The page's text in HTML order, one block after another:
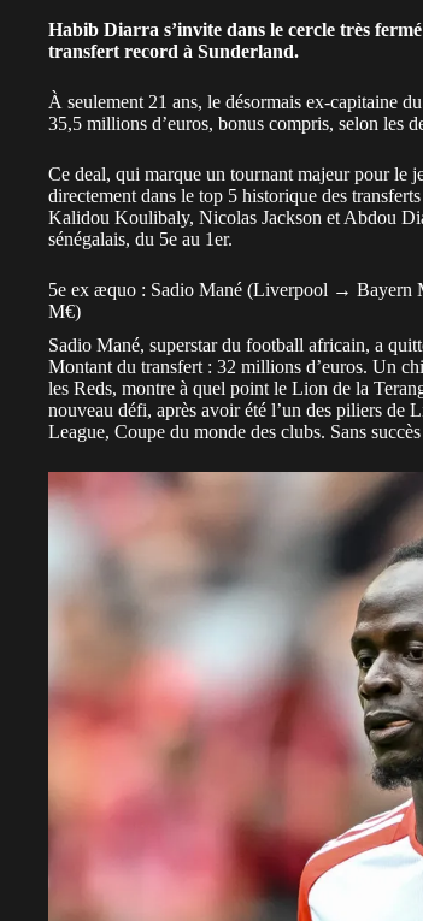
Habib Diarra s’invite dans le cercle très
transfert record à Sunderland.
À seulement 21 ans, le désormais ex-capitaine
35,5 millions d’euros, bonus compris, selon les
Ce deal, qui marque un tournant majeur pour le
directement dans le top 5 historique des transferts
Kalidou Koulibaly, Nicolas Jackson et Abdou
sénégalais, du 5e au 1er.
5e ex æquo : Sadio Mané (Liverpool →
M€)
Sadio Mané, superstar du football africain, a
Montant du transfert : 32 millions d’euros. Un
les Reds, montre à quel point le Lion de la
nouveau défi, après avoir été l’un des piliers de
League, Coupe du monde des clubs. Sans